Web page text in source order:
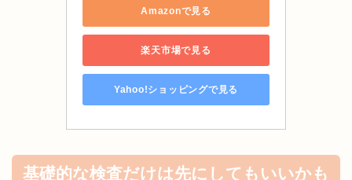
Amazonで見る
楽天市場で見る
Yahoo!ショッピングで見る
基礎的な検査だけは先にしてもいいかも